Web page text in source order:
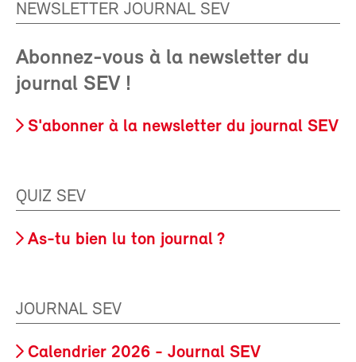
NEWSLETTER JOURNAL SEV
Abonnez-vous à la newsletter du
journal SEV !
S'abonner à la newsletter du journal SEV
QUIZ SEV
As-tu bien lu ton journal ?
JOURNAL SEV
Calendrier 2026 - Journal SEV